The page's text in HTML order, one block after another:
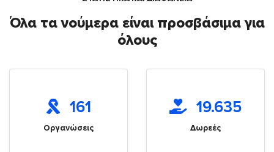
Όλα τα νούμερα είναι προσβάσιμα για
όλους
161
Οργανώσεις
19.635
Δωρεές